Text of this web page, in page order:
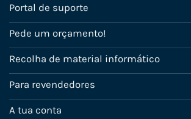
Portal de suporte
Pede um orçamento!
Recolha de material informático
Para revendedores
A tua conta